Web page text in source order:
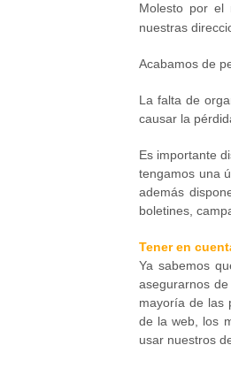
Molesto por el
nuestras
Acabamos de
La falta de
causar la
Es importante
tengamos una
además
boletines,
Tener en
Ya sabemos
asegurarnos
mayoría de las
de la web, los
usar nuestros